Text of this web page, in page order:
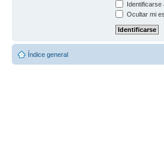
Identificarse
Ocultar mi
Índice general